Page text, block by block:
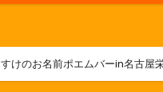
けのお名前ポエムバーin名古屋